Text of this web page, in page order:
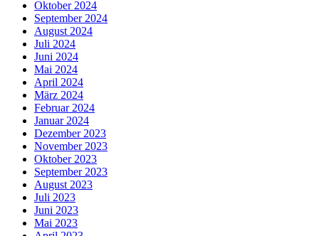
Oktober 2024
September 2024
August 2024
Juli 2024
Juni 2024
Mai 2024
April 2024
März 2024
Februar 2024
Januar 2024
Dezember 2023
November 2023
Oktober 2023
September 2023
August 2023
Juli 2023
Juni 2023
Mai 2023